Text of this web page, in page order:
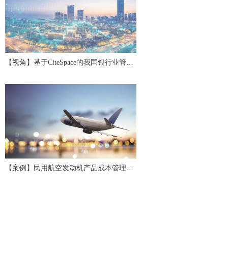
【视角】基于CiteSpace的我国银行业管理
【案例】民用航空发动机产品成本管理应